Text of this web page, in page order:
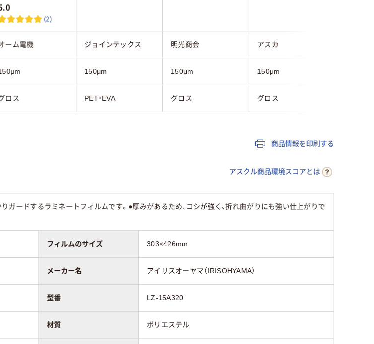
(2)
ーム電機 ジョインテックス 明光商会 アスカ
150μm 150μm 150μm
ロス PET・EVA グロス グロス
商品情報を印刷する
アスクル商品環境スコアとは
ガードするラミネートフィルムです。●厚みがあるため、コシが強く、折れ曲がりにも強い仕上がりで
フィルムのサイズ 303×426mm
メーカー名 アイリスオーヤマ（IRISOHYAMA）
型番 LZ-15A320
材質 ポリエステル